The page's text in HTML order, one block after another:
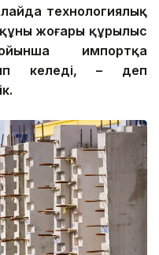
технологиялық
құны жоғары құрылыс
импортқа
келеді, – деп